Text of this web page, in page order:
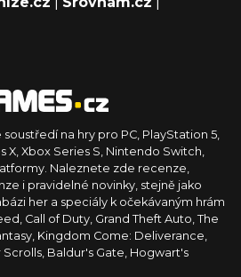
na hry pro PC, PlayStation 5,
X, Xbox Series S, Nintendo Switch,
Naleznete zde recenze,
i pravidelné novinky, stejně jako
her a speciály k očekávaným hrám
Call of Duty, Grand Theft Auto, The
Kingdom Come: Deliverance,
Baldur's Gate, Hogwart's